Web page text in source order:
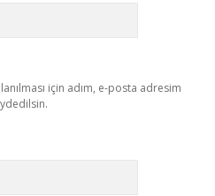
için adım, e-posta adresim